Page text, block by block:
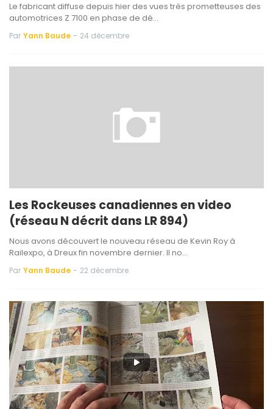
Le fabricant diffuse depuis hier des vues très prometteuses des
automotrices Z 7100 en phase de dé…
Par Yann Baude - 24 décembre
Les Rockeuses canadiennes en video
(réseau N décrit dans LR 894)
Nous avons découvert le nouveau réseau de Kevin Roy à
Railexpo, à Dreux fin novembre dernier. Il no…
Par Yann Baude - 22 décembre